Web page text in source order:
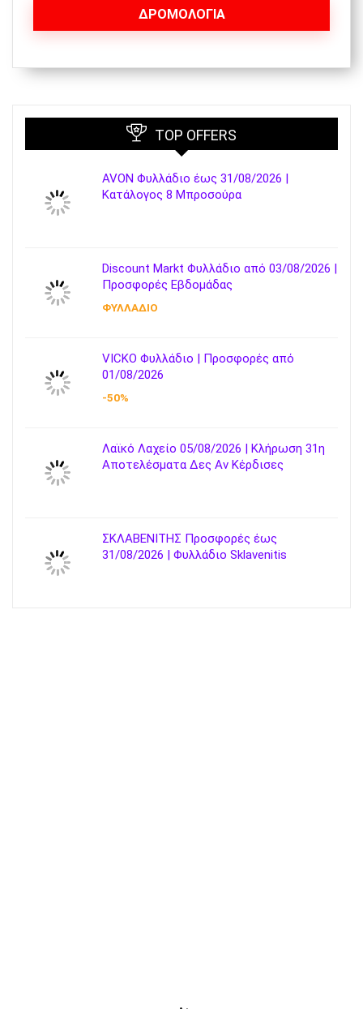
ΔΡΟΜΟΛΟΓΙΑ
TOP OFFERS
AVON Φυλλάδιο έως 31/08/2026 |
Κατάλογος 8 Μπροσούρα
Discount Markt Φυλλάδιο από 03/08/2026 |
Προσφορές Εβδομάδας
ΦΥΛΛΑΔΙΟ
VICKO Φυλλάδιο | Προσφορές από
01/08/2026
-50%
Λαϊκό Λαχείο 05/08/2026 | Κλήρωση 31η
Αποτελέσματα Δες Αν Κέρδισες
ΣΚΛΑΒΕΝΙΤΗΣ Προσφορές έως
31/08/2026 | Φυλλάδιο Sklavenitis